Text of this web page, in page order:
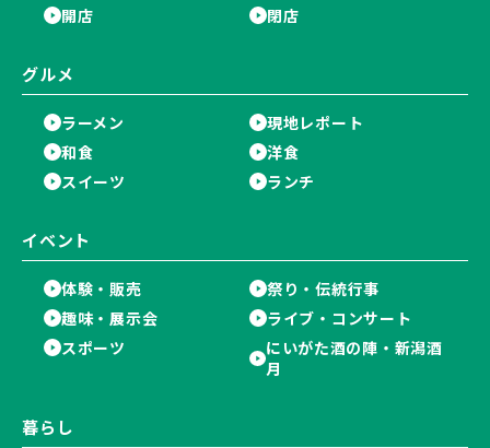
開店 閉店
グルメ
ラーメン
現地レポート
和食
洋食
スイーツ
ランチ
イベント
体験・販売
祭り・伝統行事
趣味・展示会
ライブ・コンサート
スポーツ
にいがた酒の陣・新潟酒
月
暮らし